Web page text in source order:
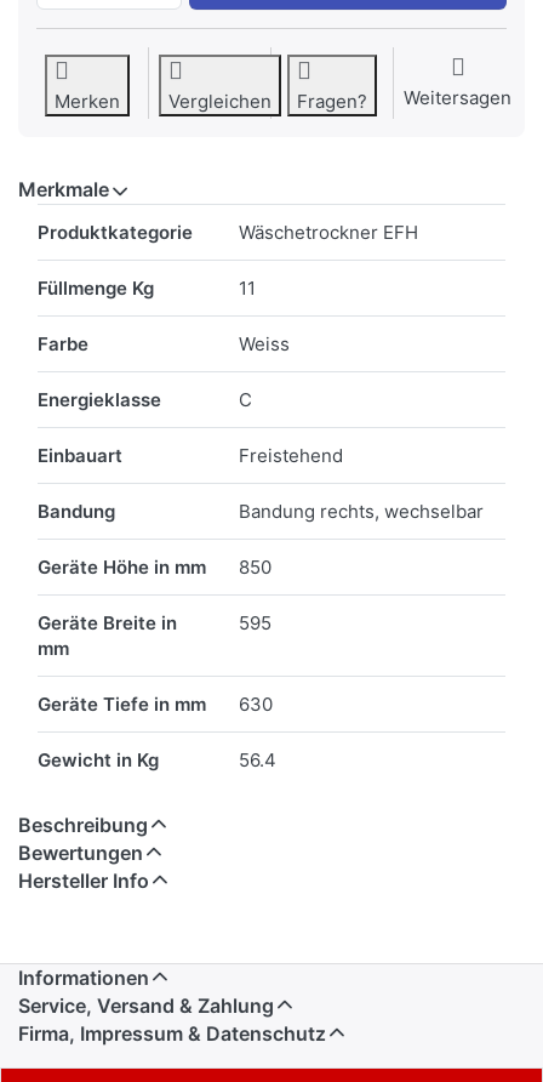
Merken Vergleichen Fragen? Weitersagen
Merkmale
Produktkategorie Wäschetrockner EFH
Füllmenge Kg 11
Farbe Weiss
Energieklasse C
Einbauart Freistehend
Bandung Bandung rechts, wechselbar
Geräte Höhe in mm 850
Geräte Breite in
mm
595
Geräte Tiefe in mm 630
Gewicht in Kg 56.4
Beschreibung
Bewertungen
Hersteller Info
Informationen
Service, Versand & Zahlung
Firma, Impressum & Datenschutz